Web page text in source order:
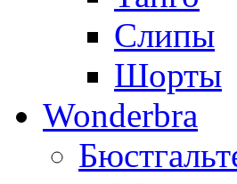
Слипы
Шорты
Wonderbra